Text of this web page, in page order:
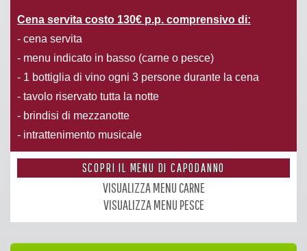
Cena servita costo 130€ p.p. comprensivo di:
- cena servita
- menu indicato in basso (carne o pesce)
- 1 bottiglia di vino ogni 3 persone durante la cena
- tavolo riservato tutta la notte
- brindisi di mezzanotte
- intrattenimento musicale
SCOPRI IL MENU DI CAPODANNO
VISUALIZZA MENU CARNE
VISUALIZZA MENU PESCE